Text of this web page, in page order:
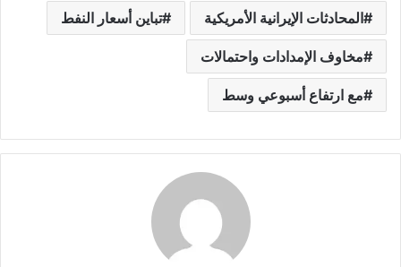
b
o
o
k
A
p
p
e
n
g
er
Li
n
k
a
ar
e
المحادثات الإيرانية الأمريكية تباين أسعار النفط
مخاوف الإمدادات واحتمالات
مع ارتفاع أسبوعي وسط